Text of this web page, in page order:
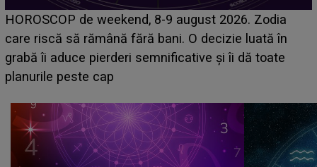
Emanuel a ținut ACEST DETALIU ASCUNS până
acum! În fața Alexandrei, concurentul din Casa
face o MĂRTURISIRE NEAȘTEPTATĂ despre
sa: "I-am spus și ei în față, eu nu te iubesc pentru